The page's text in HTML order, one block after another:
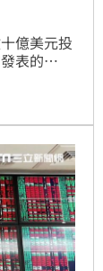
億美元投
表的
熱痛點。
創、友達
游材料與